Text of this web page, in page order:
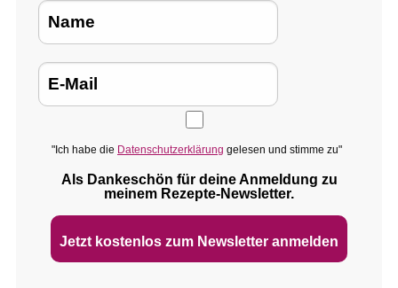
"Ich habe die Datenschutzerklärung gelesen und stimme zu"
Als Dankeschön für deine Anmeldung zu
meinem Rezepte‑Newsletter.
Jetzt kostenlos zum Newsletter anmelden